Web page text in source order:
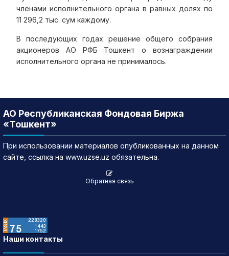
членами исполнительного органа в равных долях по
11 296,2 тыс. сум каждому.
В последующих годах решение общего собрания
акционеров АО РФБ Тошкент о вознаграждении
исполнительного органа не принималось.
АО Республиканская Фондовая Биржа
«Тошкент»
При использовании материалов опубликованных на данном
сайте, ссылка на www.uzse.uz обязательна.
Обратная связь
Наши контакты